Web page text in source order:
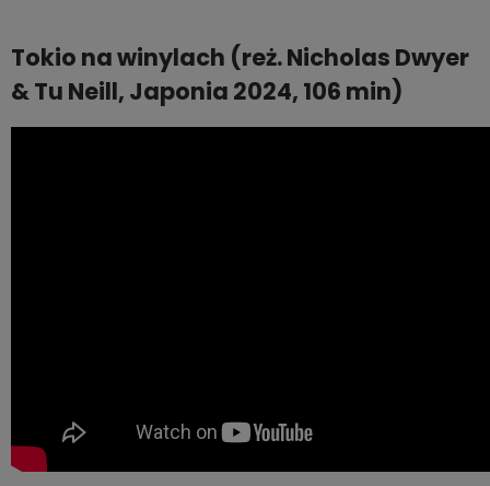
Tokio na winylach (reż. Nicholas Dwyer
& Tu Neill, Japonia 2024, 106 min)